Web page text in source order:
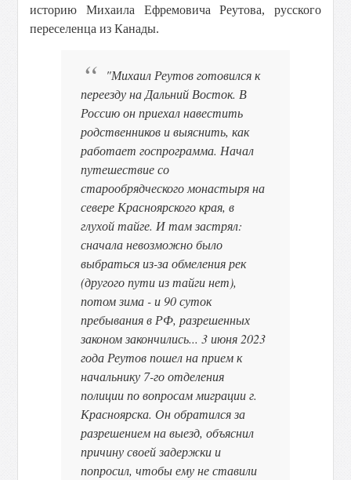
историю Михаила Ефремовича Реутова, русского
переселенца из Канады.
"Михаил Реутов готовился к
переезду на Дальний Восток. В
Россию он приехал навестить
родственников и выяснить, как
работает госпрограмма. Начал
путешествие со
старообрядческого монастыря на
севере Красноярского края, в
глухой тайге. И там застрял:
сначала невозможно было
выбраться из-за обмеления рек
(другого пути из тайги нет),
потом зима - и 90 суток
пребывания в РФ, разрешенных
законом закончились... 3 июня 2023
года Реутов пошел на прием к
начальнику 7-го отделения
полиции по вопросам миграции г.
Красноярска. Он обратился за
разрешением на выезд, объяснил
причину своей задержки и
попросил, чтобы ему не ставили